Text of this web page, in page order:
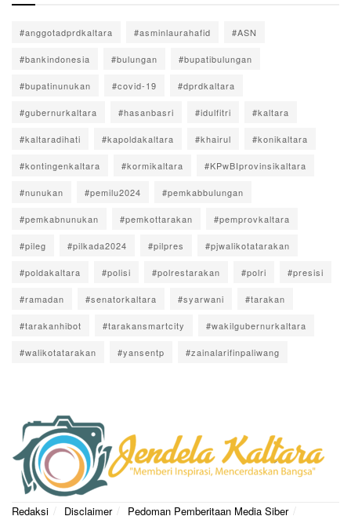
#anggotadprdkaltara #asminlaurahafid #ASN
#bankindonesia #bulungan #bupatibulungan
#bupatinunukan #covid-19 #dprdkaltara
#gubernurkaltara #hasanbasri #idulfitri #kaltara
#kaltaradihati #kapoldakaltara #khairul #konikaltara
#kontingenkaltara #kormikaltara #KPwBIprovinsikaltara
#nunukan #pemilu2024 #pemkabbulungan
#pemkabnunukan #pemkottarakan #pemprovkaltara
#pileg #pilkada2024 #pilpres #pjwalikotatarakan
#poldakaltara #polisi #polrestarakan #polri #presisi
#ramadan #senatorkaltara #syarwani #tarakan
#tarakanhibot #tarakansmartcity #wakilgubernurkaltara
#walikotatarakan #yansentp #zainalarifinpaliwang
Redaksi Disclaimer Pedoman Pemberitaan Media Siber